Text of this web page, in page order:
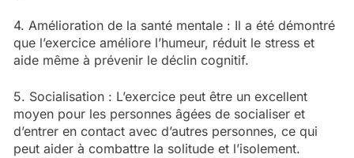
4. Amélioration de la santé mentale : Il a été démontré
que l’exercice améliore l’humeur, réduit le stress et
aide même à prévenir le déclin cognitif.
5. Socialisation : L’exercice peut être un excellent
moyen pour les personnes âgées de socialiser et
d’entrer en contact avec d’autres personnes, ce qui
peut aider à combattre la solitude et l’isolement.